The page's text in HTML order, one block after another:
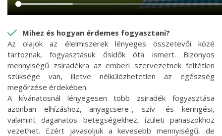
Mihez és hogyan érdemes fogyasztani?
Az olajok az élelmiszerek lényeges összetevői közé
tartoznak, fogyasztásuk ősidők óta ismert. Bizonyos
mennyiségű zsiradékra az emberi szervezetnek feltétlen
szüksége van, illetve nélkülözhetetlen az egészség
megőrzése érdekében.
A kívánatosnál lényegesen több zsiradék fogyasztása
azonban elhízáshoz, anyagcsere-, szív- és keringési,
valamint daganatos betegségekhez, ízületi panaszokhoz
vezethet. Ezért javasoljuk a kevesebb mennyiségű, de